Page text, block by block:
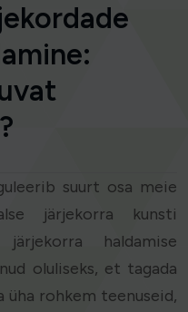
suurt osa meie
järjekorra kunsti
haldamise
oluliseks, et tagada
üha rohkem teenuseid,